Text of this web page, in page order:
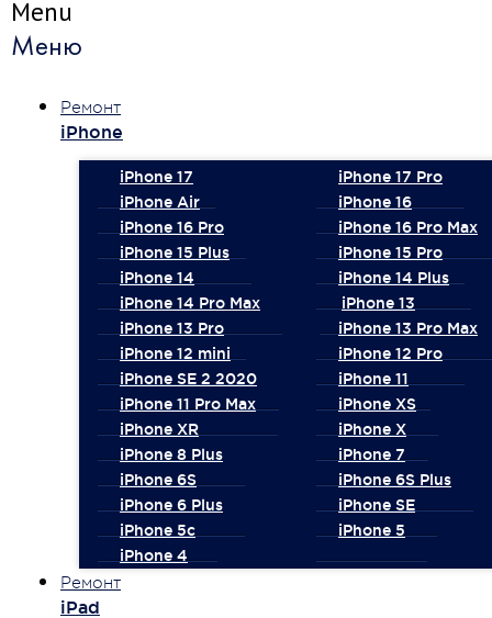
Menu
Меню
Ремонт
iPhone
iPhone 17
iPhone 17 Pro
iPhone Air
iPhone 16
iPhone 16 Pro
iPhone 16 Pro Max
iPhone 15 Plus
iPhone 15 Pro
iPhone 14
iPhone 14 Plus
iPhone 14 Pro Max
iPhone 13
iPhone 13 Pro
iPhone 13 Pro Max
iPhone 12 mini
iPhone 12 Pro
iPhone SE 2 2020
iPhone 11
iPhone 11 Pro Max
iPhone XS
iPhone XR
iPhone X
iPhone 8 Plus
iPhone 7
iPhone 6S
iPhone 6S Plus
iPhone 6 Plus
iPhone SE
iPhone 5c
iPhone 5
iPhone 4
Ремонт
iPad